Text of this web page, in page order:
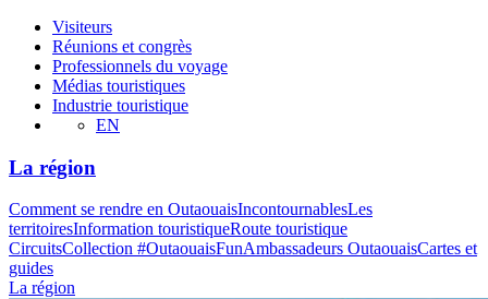
Visiteurs
Réunions et congrès
Professionnels du voyage
Médias touristiques
Industrie touristique
EN
La région
Comment se rendre en OutaouaisIncontournablesLes
territoiresInformation touristiqueRoute touristique
CircuitsCollection #OutaouaisFunAmbassadeurs OutaouaisCartes et
guides
La région